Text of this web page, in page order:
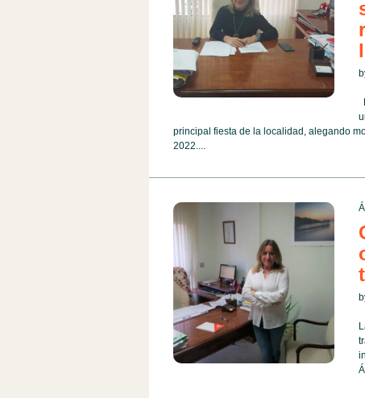
principal fiesta de la localidad, alegando
2022....